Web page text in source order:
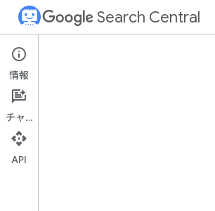
Search Central
Documentation
情報
チャット
API